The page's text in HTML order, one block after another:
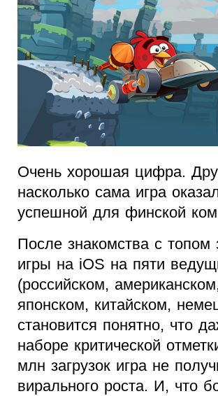
Очень хорошая цифра.
насколько сама игра
успешной для финской
После знакомства с топом
игры на iOS на пяти
(российском,
японском, китайском,
становится понятно, что
наборе критической
млн загрузок игра не
вирального роста. И, что